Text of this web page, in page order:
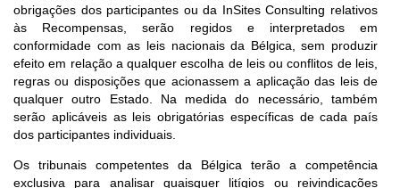
obrigações dos participantes ou da InSites Consulting relativos
às Recompensas, serão regidos e interpretados em
conformidade com as leis nacionais da Bélgica, sem produzir
efeito em relação a qualquer escolha de leis ou conflitos de leis,
regras ou disposições que acionassem a aplicação das leis de
qualquer outro Estado. Na medida do necessário, também
serão aplicáveis as leis obrigatórias específicas de cada país
dos participantes individuais.
Os tribunais competentes da Bélgica terão a competência
exclusiva para analisar quaisquer litígios ou reivindicações